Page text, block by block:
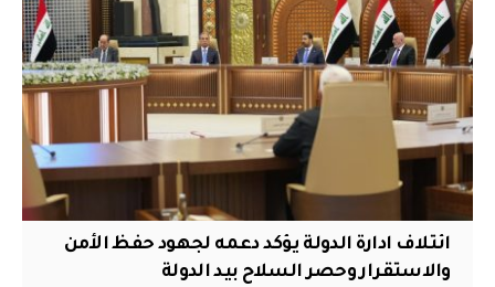
ائتلاف ادارة الدولة يؤكد دعمه لجهود حفظ الأمن
والاستقرار وحصر السلاح بيد الدولة